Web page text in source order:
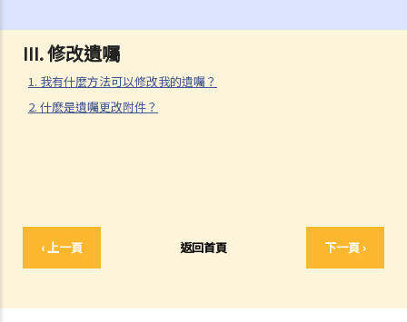
III. 修改遺囑
1. 我有什麼方法可以修改我的遺囑？
2. 什麽是遺囑更改附件？
‹ 上一頁 返回首頁 下一頁 ›
Q1. 假如立遺囑人僅透過電話與律師討論遺囑內容，但從未簽署任何遺
囑，到底立遺囑人有沒有簽立有效的遺囑？
2. 在訂立遺囑之前，有甚麼事項需要考慮？
2. 我非常擔心我的遺囑不會按照我的意願執行。我該怎麼做才能保證遺
3. 我已經完全不愛我的妻子了，因此我打算不留任何東西給她，甚至在